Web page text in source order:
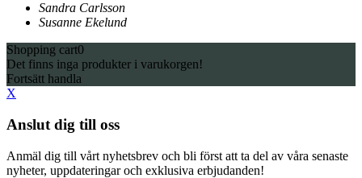
Sandra Carlsson
Susanne Ekelund
Shopping cart0
Det finns inga produkter i varukorgen!
Fortsätt handla
X
Anslut dig till oss
Anmäl dig till vårt nyhetsbrev och bli först att ta del av våra senaste
nyheter, uppdateringar och exklusiva erbjudanden!